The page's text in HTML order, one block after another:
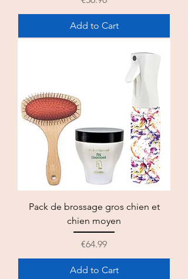
Add to Cart
Pack de brossage gros chien et
chien moyen
Price
€64.99
Add to Cart